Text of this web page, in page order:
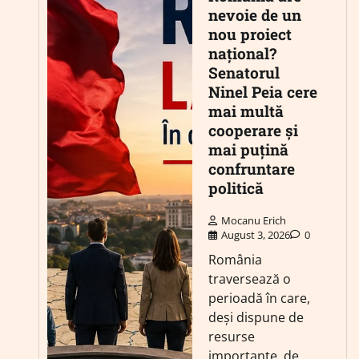
nevoie de un
nou proiect
național?
Senatorul
Ninel Peia cere
mai multă
cooperare și
mai puțină
confruntare
politică
Mocanu Erich
August 3, 2026
0
România
traversează o
perioadă în care,
deși dispune de
resurse